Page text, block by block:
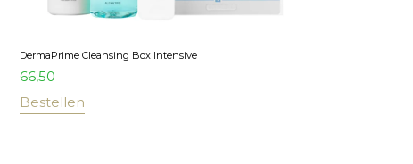
DermaPrime Cleansing Box Intensive
66,50
Bestellen